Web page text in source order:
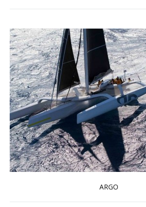
ARGO
En savoir plus...